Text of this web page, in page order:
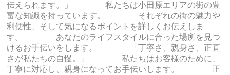
伝えられます。」 私たちは小田原エリアの街の豊
富な知識を持っています。 それぞれの街の魅力や
利便性、そして気になるポイントを詳しくお伝えしま
す。 あなたのライフスタイルに合った場所を見つ
けるお手伝いをします。 「丁寧さ、親身さ、正直
さが私たちの自慢。」 私たちはお客様のために、
丁寧に対応し、親身になってお手伝いします。 正